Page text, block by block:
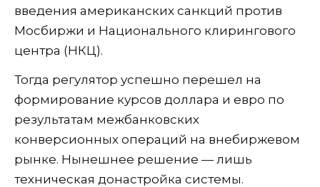
введения американских санкций против
Мосбиржи и Национального клирингового
центра (НКЦ).
Тогда регулятор успешно перешел на
формирование курсов доллара и евро по
результатам межбанковских
конверсионных операций на внебиржевом
рынке. Нынешнее решение — лишь
техническая донастройка системы.